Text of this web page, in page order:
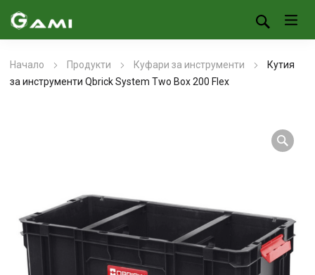
Начало Продукти Куфари за инструменти
Кутия
за инструменти Qbrick System Two Box 200 Flex